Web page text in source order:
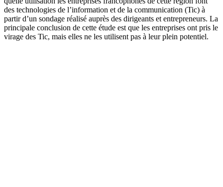
des technologies de l’information et de la communication (Tic) à
partir d’un sondage réalisé auprès des dirigeants et entrepreneurs. La
principale conclusion de cette étude est que les entreprises ont pris le
virage des Tic, mais elles ne les utilisent pas à leur plein potentiel.